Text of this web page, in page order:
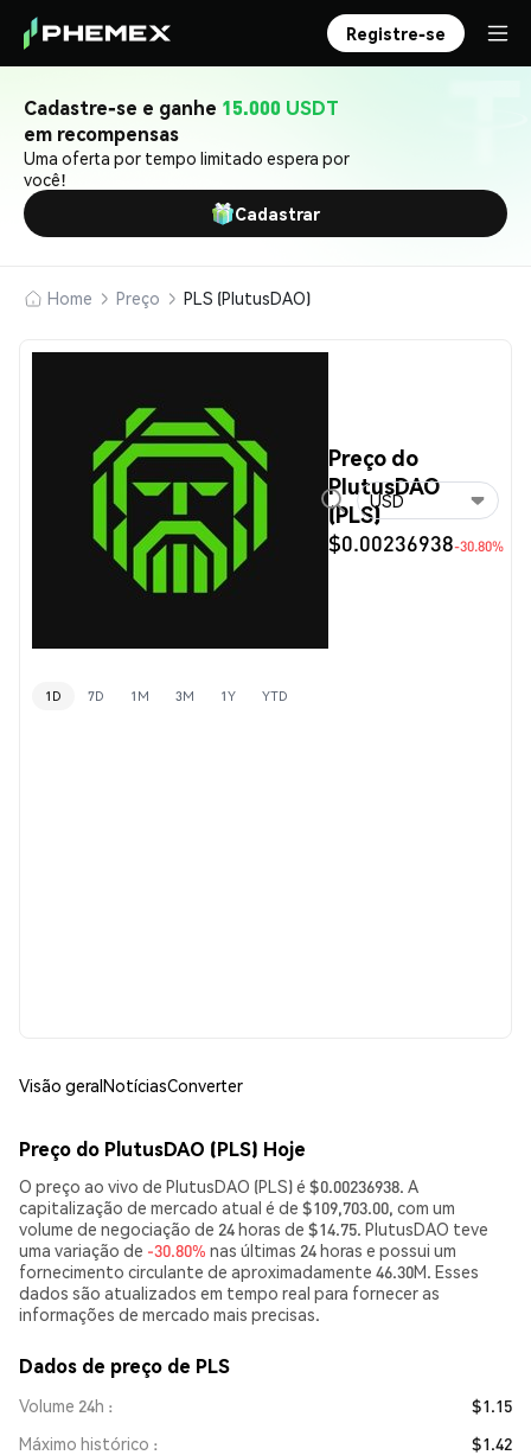
Registre-se
Cadastre-se e ganhe 15.000 USDT
em recompensas
Uma oferta por tempo limitado espera por
você!
Cadastrar
Home Preço PLS (PlutusDAO)
Preço do
PlutusDAO
(PLS)
$0.00236938-30.80%
USD
1D 7D 1M 3M 1Y YTD
Visão geralNotíciasConverter
Preço do PlutusDAO (PLS) Hoje
O preço ao vivo de PlutusDAO (PLS) é $0.00236938. A
capitalização de mercado atual é de $109,703.00, com um
volume de negociação de 24 horas de $14.75. PlutusDAO teve
uma variação de -30.80% nas últimas 24 horas e possui um
fornecimento circulante de aproximadamente 46.30M. Esses
dados são atualizados em tempo real para fornecer as
informações de mercado mais precisas.
Dados de preço de PLS
Volume 24h
$1.15
Máximo histórico
$1.42